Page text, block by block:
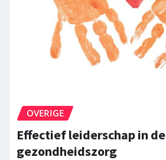
OVERIGE
Effectief leiderschap in de
gezondheidszorg